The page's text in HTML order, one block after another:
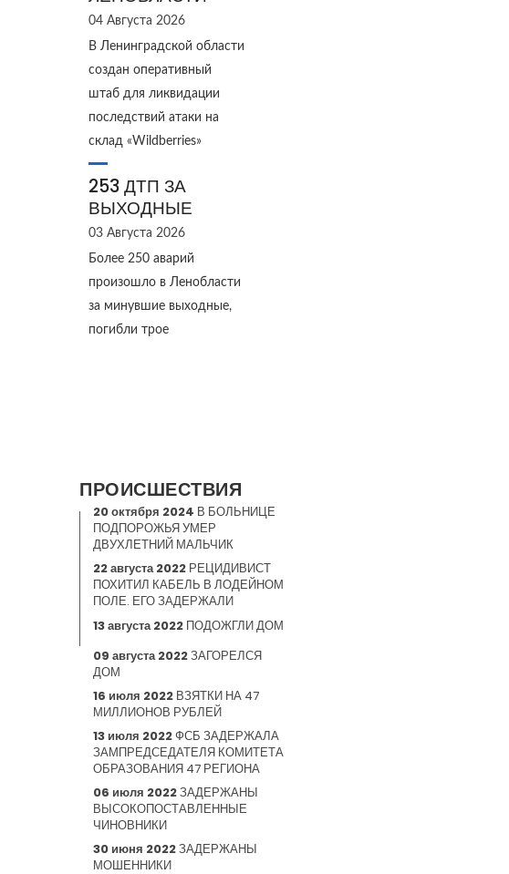
04 Августа 2026
В Ленинградской области
создан оперативный
штаб для ликвидации
последствий атаки на
склад «Wildberries»
253 ДТП ЗА
ВЫХОДНЫЕ
03 Августа 2026
Более 250 аварий
произошло в Ленобласти
за минувшие выходные,
погибли трое
ПРОИСШЕСТВИЯ
20 октября 2024 В БОЛЬНИЦЕ
ПОДПОРОЖЬЯ УМЕР
ДВУХЛЕТНИЙ МАЛЬЧИК
22 августа 2022 РЕЦИДИВИСТ
ПОХИТИЛ КАБЕЛЬ В ЛОДЕЙНОМ
ПОЛЕ. ЕГО ЗАДЕРЖАЛИ
13 августа 2022 ПОДОЖГЛИ ДОМ
09 августа 2022ЗАГОРЕЛСЯ
ДОМ
16 июля 2022 ВЗЯТКИ НА 47
МИЛЛИОНОВ РУБЛЕЙ
13 июля 2022ФСБ ЗАДЕРЖАЛА
ЗАМПРЕДСЕДАТЕЛЯ КОМИТЕТА
ОБРАЗОВАНИЯ 47 РЕГИОНА
06 июля 2022ЗАДЕРЖАНЫ
ВЫСОКОПОСТАВЛЕННЫЕ
ЧИНОВНИКИ
30 июня 2022ЗАДЕРЖАНЫ
МОШЕННИКИ